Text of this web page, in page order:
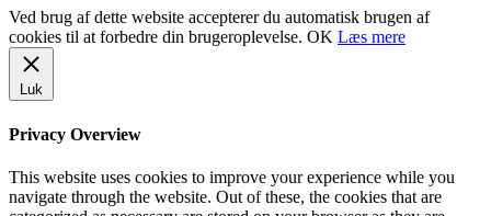
Ved brug af dette website accepterer du automatisk brugen af
cookies til at forbedre din brugeroplevelse. OK Læs mere
Luk
Privacy Overview
This website uses cookies to improve your experience while you
navigate through the website. Out of these, the cookies that are